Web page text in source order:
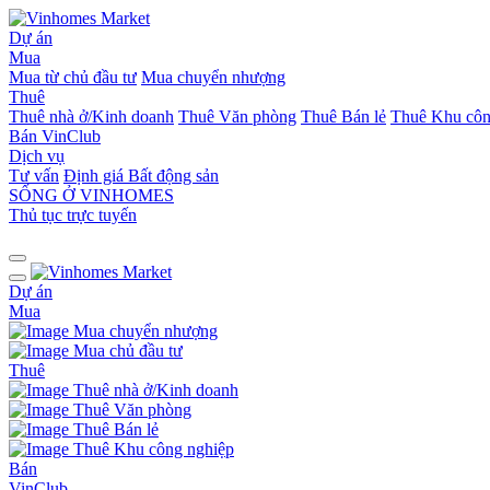
Dự án
Mua
Mua từ chủ đầu tư Mua chuyển nhượng
Thuê
Thuê nhà ở/Kinh doanh Thuê Văn phòng Thuê Bán lẻ Thuê Khu
Bán VinClub
Dịch vụ
Tư vấn Định giá Bất động sản
SỐNG Ở VINHOMES
Thủ tục trực tuyến
Dự án
Mua
Mua chuyển nhượng
Mua chủ đầu tư
Thuê
Thuê nhà ở/Kinh doanh
Thuê Văn phòng
Thuê Bán lẻ
Thuê Khu công nghiệp
Bán